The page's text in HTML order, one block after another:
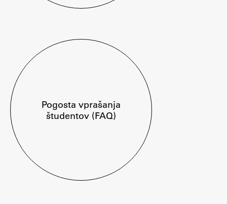
Spletni arhiv DEPO
Študentske informacije
Urniki
Študijski programi
Pogosta vprašanja
študentov (FAQ)